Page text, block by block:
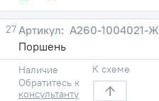
27
А260-1004021-Ж
Поршень
Наличие
Обратитесь к
консультанту
К схеме